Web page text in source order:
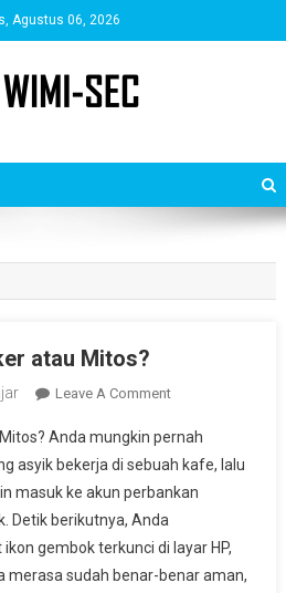
Agustus 06, 2026
atau Mitos?
Leave A CommentOn
–
Kebal
Hacker
Mitos?
Anda mungkin pernah
asyik bekerja di sebuah kafe, lalu
masuk ke akun perbankan
Detik berikutnya, Anda
gembok terkunci di layar HP,
merasa sudah benar-benar aman,